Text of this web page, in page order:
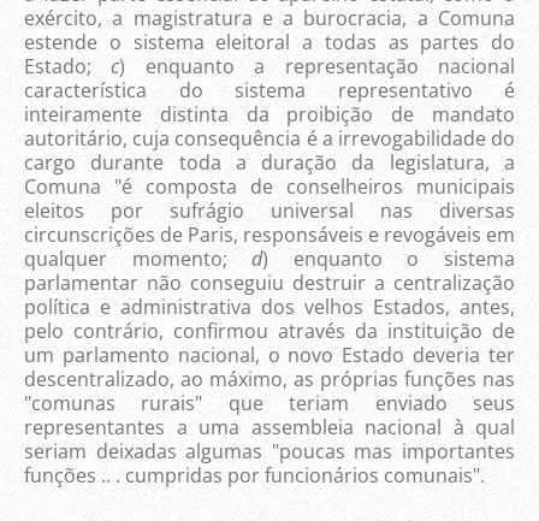
exército, a magistratura e a burocracia, a Comuna
estende o sistema eleitoral a todas as partes do
Estado;c) enquanto a representação nacional
característica do sistema representativo é
inteiramente distinta da proibição de mandato
autoritário, cuja consequência é a irrevogabilidade do
cargo durante toda a duração da legislatura, a
Comuna "é composta de conselheiros municipais
eleitos por sufrágio universal nas diversas
circunscrições de Paris, responsáveis e revogáveis em
qualquer momento;d) enquanto o sistema
parlamentar não conseguiu destruir a centralização
política e administrativa dos velhos Estados, antes,
pelo contrário, confirmou através da instituição de
um parlamento nacional, o novo Estado deveria ter
descentralizado, ao máximo, as próprias funções nas
"comunas rurais" que teriam enviado seus
representantes a uma assembleia nacional à qual
seriam deixadas algumas "poucas mas importantes
funções .. . cumpridas por funcionários comunais".